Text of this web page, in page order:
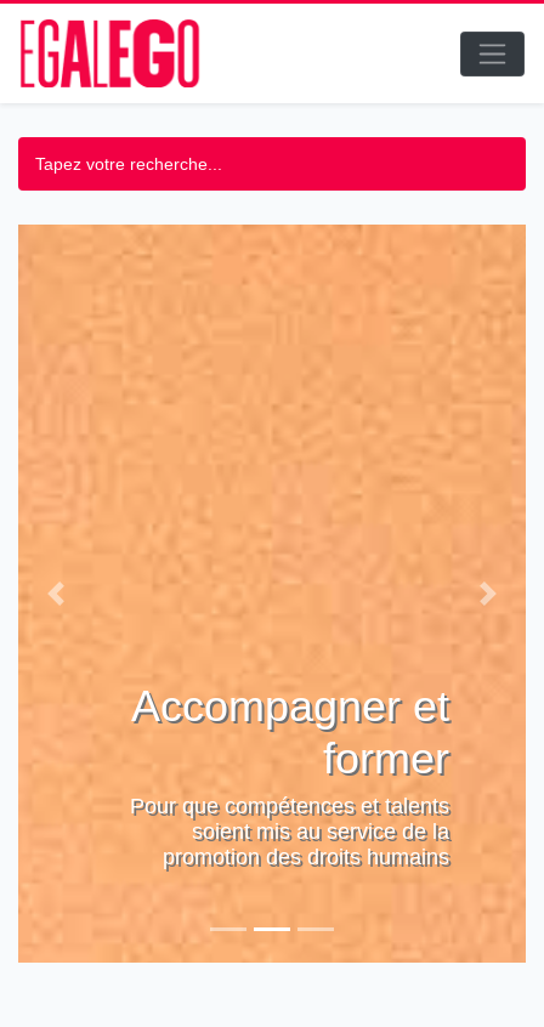
Accompagner et
former
Pour que compétences et talents
soient mis au service de la
promotion des droits humains
Previous Next